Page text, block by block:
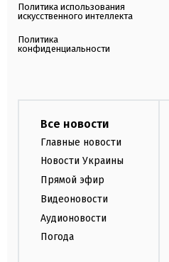
Политика использования
искусственного интеллекта
Политика
конфиденциальности
Все новости
Главные новости
Новости Украины
Прямой эфир
Видеоновости
Аудионовости
Погода